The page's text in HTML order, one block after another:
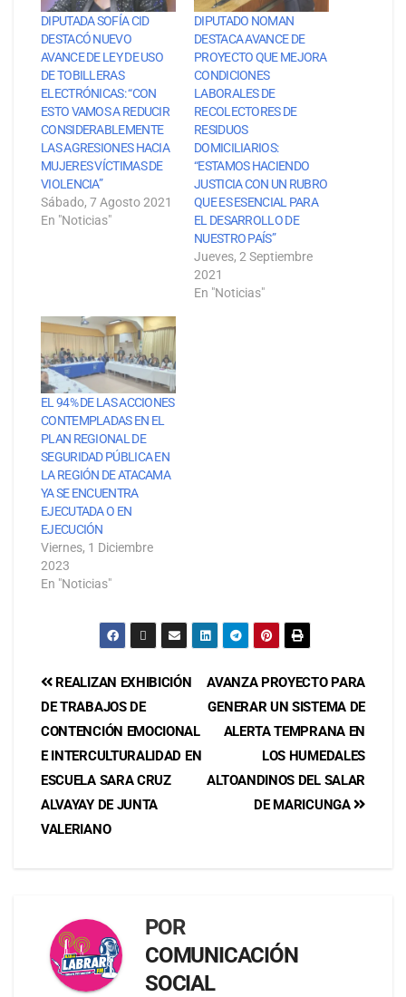
DIPUTADA SOFÍA CID
DESTACÓ NUEVO
AVANCE DE LEY DE USO
DE TOBILLERAS
ELECTRÓNICAS: “CON
ESTO VAMOS A REDUCIR
CONSIDERABLEMENTE
LAS AGRESIONES HACIA
MUJERES VÍCTIMAS DE
VIOLENCIA”
Sábado, 7 Agosto 2021
En "Noticias"
DIPUTADO NOMAN
DESTACA AVANCE DE
PROYECTO QUE MEJORA
CONDICIONES
LABORALES DE
RECOLECTORES DE
RESIDUOS
DOMICILIARIOS:
“ESTAMOS HACIENDO
JUSTICIA CON UN RUBRO
QUE ES ESENCIAL PARA
EL DESARROLLO DE
NUESTRO PAÍS”
Jueves, 2 Septiembre
2021
En "Noticias"
EL 94% DE LAS ACCIONES
CONTEMPLADAS EN EL
PLAN REGIONAL DE
SEGURIDAD PÚBLICA EN
LA REGIÓN DE ATACAMA
YA SE ENCUENTRA
EJECUTADA O EN
EJECUCIÓN
Viernes, 1 Diciembre
2023
En "Noticias"
AVANZA PROYECTO PARA
GENERAR UN SISTEMA DE
ALERTA TEMPRANA EN
LOS HUMEDALES
ALTOANDINOS DEL SALAR
DE MARICUNGA
REALIZAN EXHIBICIÓN
DE TRABAJOS DE
CONTENCIÓN EMOCIONAL
E INTERCULTURALIDAD EN
ESCUELA SARA CRUZ
ALVAYAY DE JUNTA
VALERIANO
POR
COMUNICACIÓN
SOCIAL